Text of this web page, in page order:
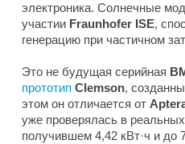
электроника. Солнечные
участии Fraunhofer ISE,
генерацию при частичном
Это не будущая серийная
прототип Clemson,
этом он отличается от
уже проверялась в
получившем 4,42 кВт·ч и до